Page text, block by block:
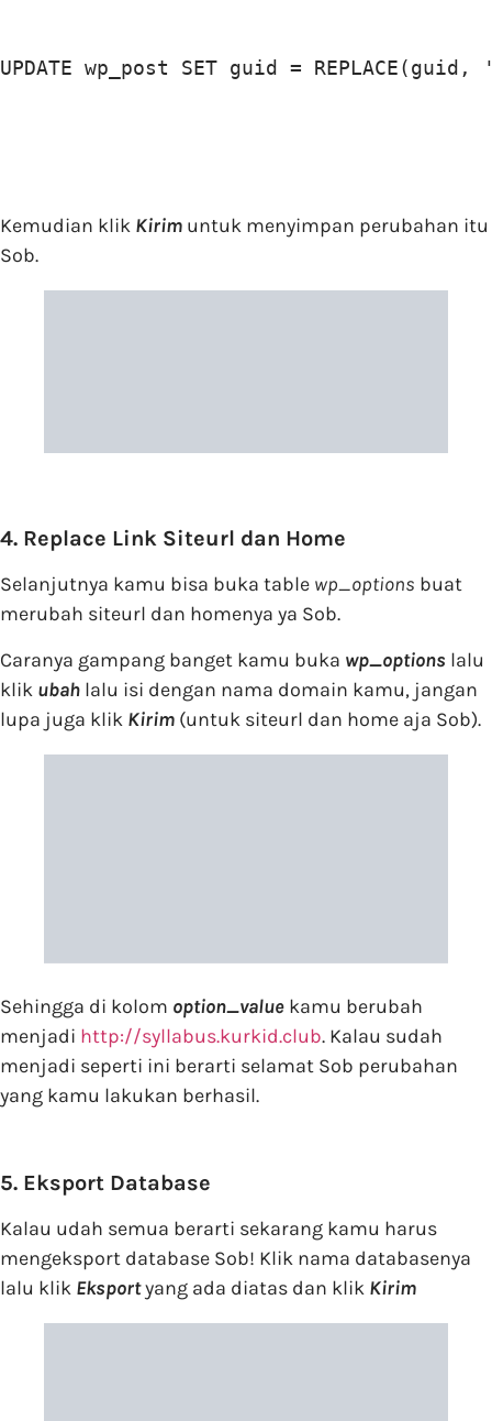
UPDATE wp_post SET guid =
Kemudian klik Kirim untuk menyimpan perubahan itu
Sob.
4. Replace Link Siteurl dan Home
Selanjutnya kamu bisa buka table wp_options buat
merubah siteurl dan homenya ya Sob.
Caranya gampang banget kamu buka wp_options lalu
klik ubah lalu isi dengan nama domain kamu, jangan
lupa juga klik Kirim (untuk siteurl dan home aja Sob).
Sehingga di kolom option_value kamu berubah
menjadi http://syllabus.kurkid.club. Kalau sudah
menjadi seperti ini berarti selamat Sob perubahan
yang kamu lakukan berhasil.
5. Eksport Database
Kalau udah semua berarti sekarang kamu harus
mengeksport database Sob! Klik nama databasenya
lalu klik Eksportyang ada diatas dan klik Kirim